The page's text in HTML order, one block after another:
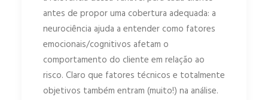
antes de propor uma cobertura adequada: a
neurociência ajuda a entender como fatores
emocionais/cognitivos afetam o
comportamento do cliente em relação ao
risco. Claro que fatores técnicos e totalmente
objetivos também entram (muito!) na análise.